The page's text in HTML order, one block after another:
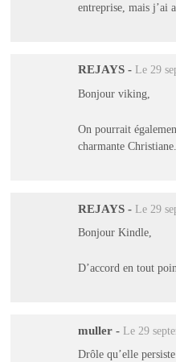
entreprise, mais j’ai
REJAYS - Le 29
Bonjour viking,
On pourrait
charmante Christiane.
REJAYS - Le 29
Bonjour Kindle,
D’accord en tout
muller - Le 29
Drôle qu’elle